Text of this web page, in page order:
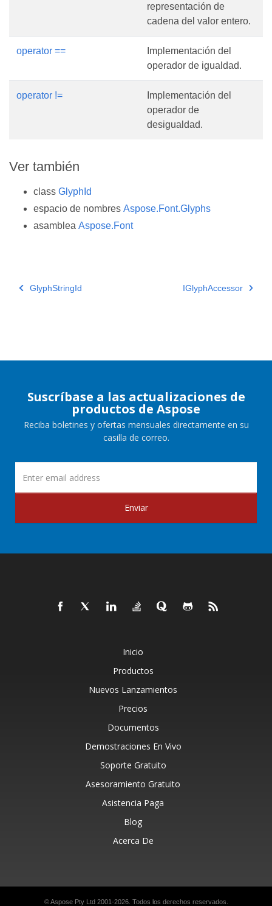
representación de
cadena del valor entero.
operator ==
Implementación del
operador de igualdad.
operator !=
Implementación del
operador de
desigualdad.
Ver también
class GlyphId
espacio de nombres Aspose.Font.Glyphs
asamblea Aspose.Font
GlyphStringId IGlyphAccessor
Suscríbase a las actualizaciones de
productos de Aspose
Reciba boletines y ofertas mensuales directamente en su
casilla de correo.
Enviar
Inicio
Productos
Nuevos Lanzamientos
Precios
Documentos
Demostraciones En Vivo
Soporte Gratuito
Asesoramiento Gratuito
Asistencia Paga
Blog
Acerca De
© Aspose Pty Ltd 2001-2026. Todos los derechos reservados.